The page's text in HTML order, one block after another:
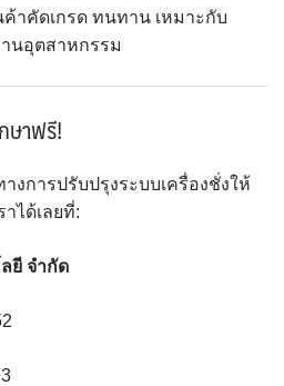
ค้าคัดเกรด ทนทาน เหมาะกับ
นอุตสาหกรรม
ษาฟรี!
การปรับปรุงระบบเครื่องชั่งให้
ได้เลยที่:
ยี จำกัด